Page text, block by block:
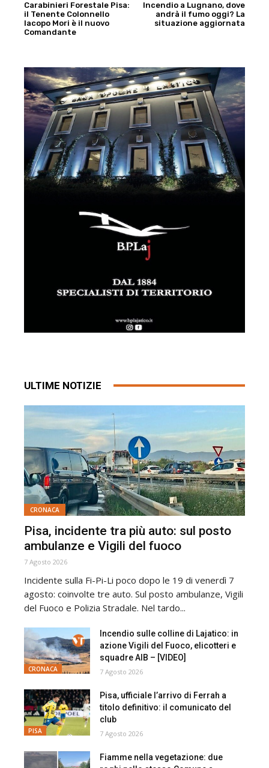
Carabinieri Forestale Pisa:
il Tenente Colonnello
Iacopo Mori è il nuovo
Comandante
Incendio a Lugnano, dove
andrà il fumo oggi? La
situazione aggiornata
ULTIME NOTIZIE
CRONACA
Pisa, incidente tra più auto: sul posto
ambulanze e Vigili del fuoco
7 Agosto 2026
Incidente sulla Fi-Pi-Li poco dopo le 19 di venerdì 7
agosto: coinvolte tre auto. Sul posto ambulanze, Vigili
del Fuoco e Polizia Stradale. Nel tardo...
CRONACA
Incendio sulle colline di Lajatico: in
azione Vigili del Fuoco, elicotteri e
squadre AIB – [VIDEO]
7 Agosto 2026
PISA
Pisa, ufficiale l’arrivo di Ferrah a
titolo definitivo: il comunicato del
club
7 Agosto 2026
Fiamme nella vegetazione: due